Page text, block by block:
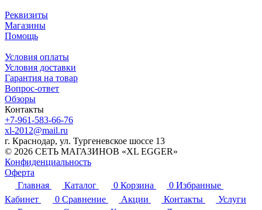
Реквизиты
Магазины
Помощь
Условия оплаты
Условия доставки
Гарантия на товар
Вопрос-ответ
Обзоры
Контакты
+7-961-583-66-76
xl-2012@mail.ru
г. Краснодар, ул. Тургеневское шоссе 13
© 2026 СЕТЬ МАГАЗИНОВ «XL EGGER»
Конфиденциальность
Оферта
Главная
Каталог 0 Корзина 0 Избранные
Кабинет
0 Сравнение Акции Контакты
Услуги